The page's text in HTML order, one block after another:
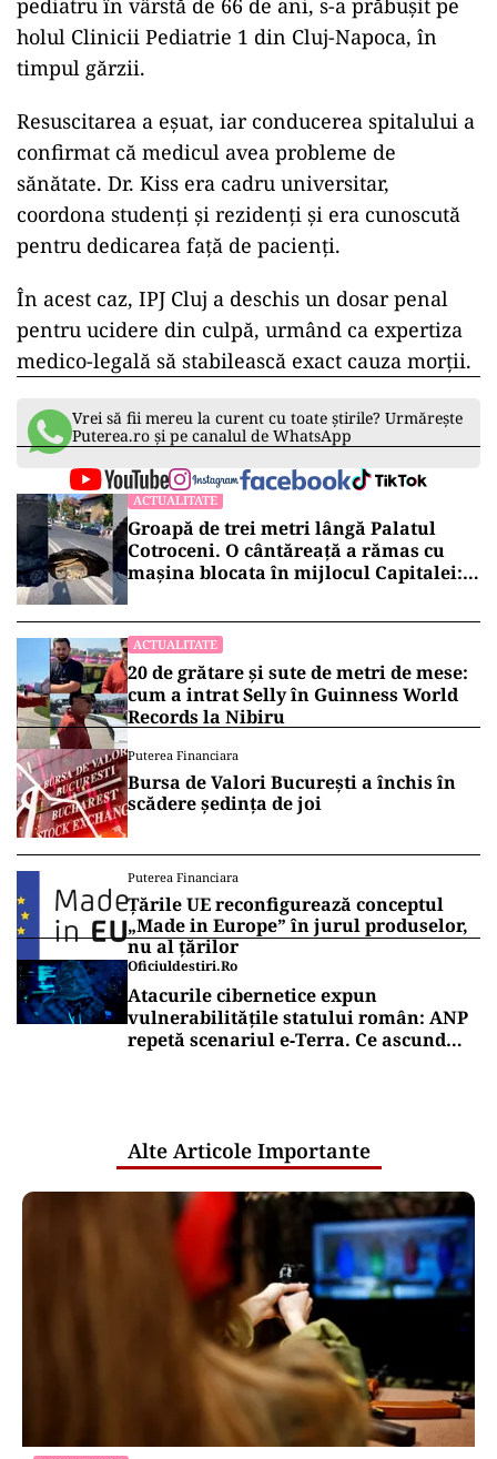
pediatru în vârstă de 66 de ani, s-a prăbușit pe
holul Clinicii Pediatrie 1 din Cluj-Napoca, în
timpul gărzii.
Resuscitarea a eșuat, iar conducerea spitalului a
confirmat că medicul avea probleme de
sănătate. Dr. Kiss era cadru universitar,
coordona studenți și rezidenți și era cunoscută
pentru dedicarea față de pacienți.
În acest caz, IPJ Cluj a deschis un dosar penal
pentru ucidere din culpă, urmând ca expertiza
medico-legală să stabilească exact cauza morții.
Vrei să fii mereu la curent cu toate știrile? Urmărește
Puterea.ro și pe canalul de WhatsApp
ACTUALITATE
Groapă de trei metri lângă Palatul
Cotroceni. O cântăreață a rămas cu
mașina blocata în mijlocul Capitalei:
ACTUALITATE
20 de grătare și sute de metri de mese:
cum a intrat Selly în Guinness World
Records la Nibiru
Puterea Financiara
Bursa de Valori București a închis în
scădere ședința de joi
Puterea Financiara
Țările UE reconfigurează conceptul
„Made in Europe” în jurul produselor,
nu al țărilor
Oficiuldestiri.ro
Atacurile cibernetice expun
vulnerabilitățile statului român: ANP
repetă scenariul e‑Terra. Ce ascund
Alte Articole Importante